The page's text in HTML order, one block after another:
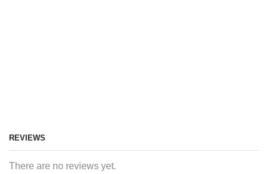
REVIEWS
There are no reviews yet.